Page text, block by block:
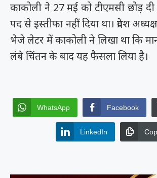
काकोली ने 27 मई को टीएमसी छोड़
पद से इस्तीफा नहीं दिया था। प्रदेश
भेजे लेटर में काकोली ने लिखा था कि
लंबे चिंतन के बाद यह फैसला लिया है।
WhatsApp Facebook
LinkedIn